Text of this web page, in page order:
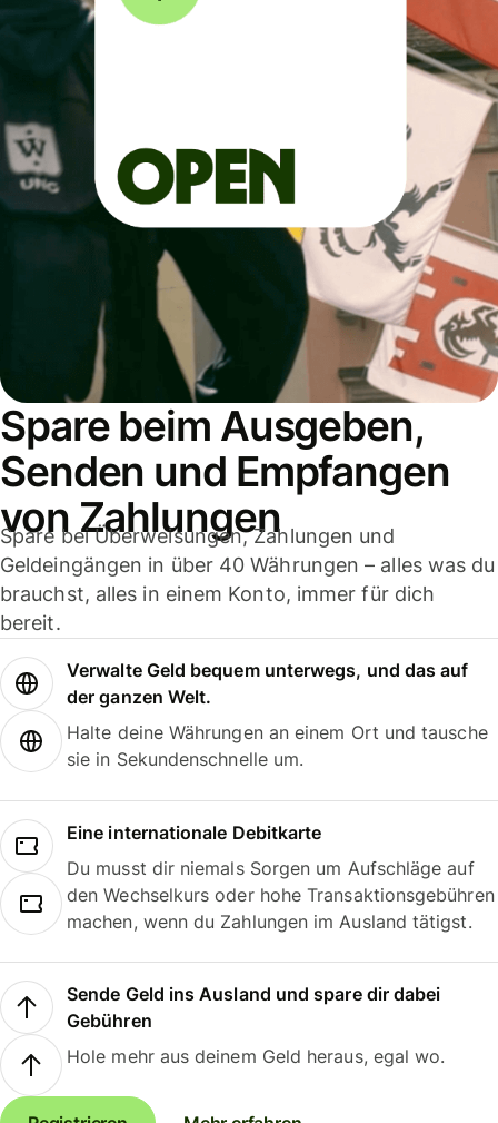
Spare beim Ausgeben,
Senden und Empfangen
von Zahlungen
Spare bei Überweisungen, Zahlungen und
Geldeingängen in über 40 Währungen – alles was du
brauchst, alles in einem Konto, immer für dich
bereit.
Verwalte Geld bequem unterwegs, und das auf
der ganzen Welt.
Halte deine Währungen an einem Ort und tausche
sie in Sekundenschnelle um.
Eine internationale Debitkarte
Du musst dir niemals Sorgen um Aufschläge auf
den Wechselkurs oder hohe Transaktionsgebühren
machen, wenn du Zahlungen im Ausland tätigst.
Sende Geld ins Ausland und spare dir dabei
Gebühren
Hole mehr aus deinem Geld heraus, egal wo.